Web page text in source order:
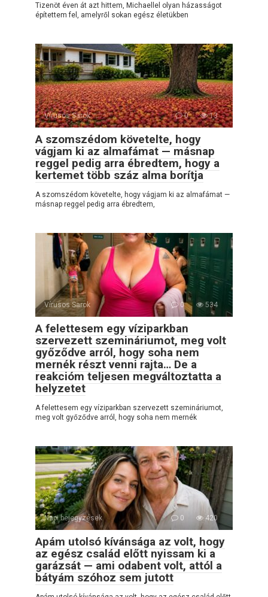
Tizenöt éven át azt hittem, Michaellel olyan házasságot
építettem fel, amelyről sokan egész életükben
Vírusos Sarok 0 13
A szomszédom követelte, hogy
vágjam ki az almafámat — másnap
reggel pedig arra ébredtem, hogy a
kertemet több száz alma borítja
A szomszédom követelte, hogy vágjam ki az almafámat —
másnap reggel pedig arra ébredtem,
Vírusos Sarok 0 534
A felettesem egy víziparkban
szervezett szemináriumot, meg volt
győződve arról, hogy soha nem
mernék részt venni rajta… De a
reakcióm teljesen megváltoztatta a
helyzetet
A felettesem egy víziparkban szervezett szemináriumot,
meg volt győződve arról, hogy soha nem mernék
Napi bejegyzések 0 420
Apám utolsó kívánsága az volt, hogy
az egész család előtt nyissam ki a
garázsát — ami odabent volt, attól a
bátyám szóhoz sem jutott